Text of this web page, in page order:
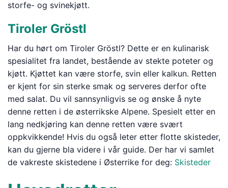
storfe- og svinekjøtt.
Tiroler Gröstl
Har du hørt om Tiroler Gröstl? Dette er en kulinarisk
spesialitet fra landet, bestående av stekte poteter og
kjøtt. Kjøttet kan være storfe, svin eller kalkun. Retten
er kjent for sin sterke smak og serveres derfor ofte
med salat. Du vil sannsynligvis se og ønske å nyte
denne retten i de østerrikske Alpene. Spesielt etter en
lang nedkjøring kan denne retten være svært
oppkvikkende! Hvis du også leter etter flotte skisteder,
kan du gjerne bla videre i vår guide. Der har vi samlet
de vakreste skistedene i Østerrike for deg: Skisteder